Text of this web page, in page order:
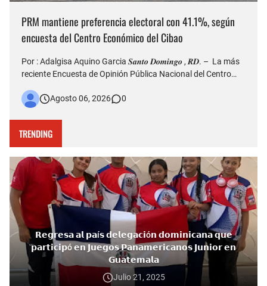
PRM mantiene preferencia electoral con 41.1%, según
encuesta del Centro Económico del Cibao
Por : Adalgisa Aquino Garcia 𝑺𝒂𝒏𝒕𝒐 𝑫𝒐𝒎𝒊𝒏𝒈𝒐 , 𝑹𝑫. – La más
reciente Encuesta de Opinión Pública Nacional del Centro
Moderno (PRM) continúa siendo la organización política con
Agosto 06, 2026 0
TRENDING
𝗥𝗲𝗴𝗿𝗲𝘀𝗮 𝗮𝗹 𝗽𝗮í𝘀 𝗱𝗲𝗹𝗲𝗴𝗮𝗰𝗶ó𝗻 𝗱𝗼𝗺𝗶𝗻𝗶𝗰𝗮𝗻𝗮 𝗾𝘂𝗲
𝗽𝗮𝗿𝘁𝗶𝗰𝗶𝗽ó 𝗲𝗻 𝗝𝘂𝗲𝗴𝗼𝘀 𝗣𝗮𝗻𝗮𝗺𝗲𝗿𝗶𝗰𝗮𝗻𝗼𝘀 𝗝𝘂𝗻𝗶𝗼𝗿 𝗲𝗻
𝗚𝘂𝗮𝘁𝗲𝗺𝗮𝗹𝗮
Julio 21, 2025